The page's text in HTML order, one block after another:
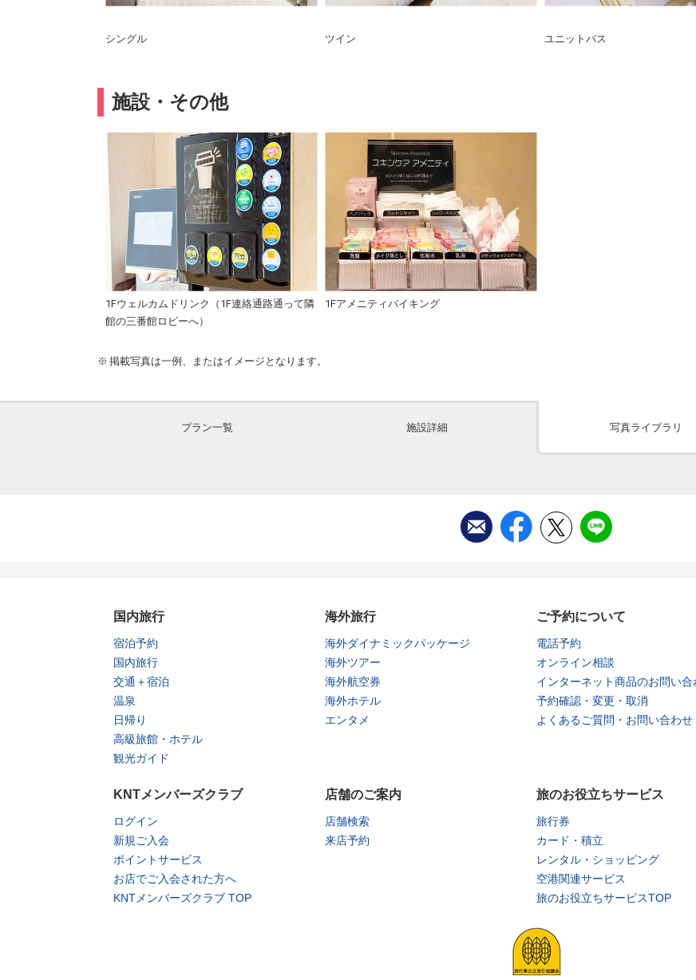
シングル ツイン ユニットバス
施設・その他
1Fウェルカムドリンク（1F連絡通路通って隣
館の三番館ロビーへ）
1Fアメニティバイキング
掲載写真は一例、またはイメージとなります。
プラン一覧 施設詳細 写真ライブラリ
国内旅行
宿泊予約
国内旅行
交通＋宿泊
温泉
日帰り
高級旅館・ホテル
観光ガイド
海外旅行
海外ダイナミックパッケージ
海外ツアー
海外航空券
海外ホテル
エンタメ
ご予約について
電話予約
オンライン相談
インターネット商品のお問い合
予約確認・変更・取消
よくあるご質問・お問い合わせ
KNTメンバーズクラブ
ログイン
新規ご入会
ポイントサービス
お店でご入会された方へ
KNTメンバーズクラブ TOP
店舗のご案内
店舗検索
来店予約
旅のお役立ちサービス
旅行券
カード・積立
レンタル・ショッピング
空港関連サービス
旅のお役立ちサービスTOP